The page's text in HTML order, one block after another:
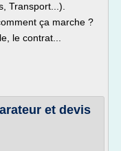
Transport...).
ça marche ?
le contrat...
et devis